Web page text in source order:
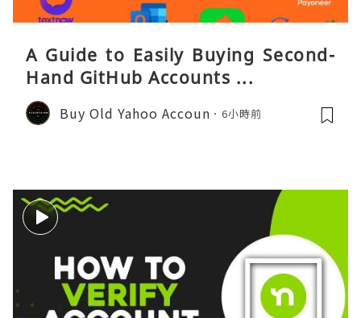
A Guide to Easily Buying Second-
Hand GitHub Accounts ...
Buy Old Yahoo Accoun 6小時前